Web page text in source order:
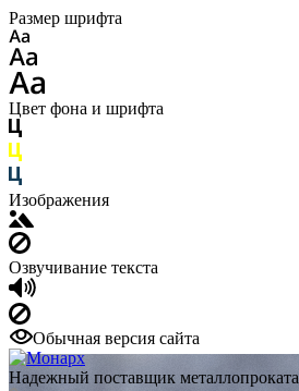
Размер шрифта
Цвет фона и шрифта
Изображения
Озвучивание текста
Обычная версия сайта
Надежный поставщик металлопроката